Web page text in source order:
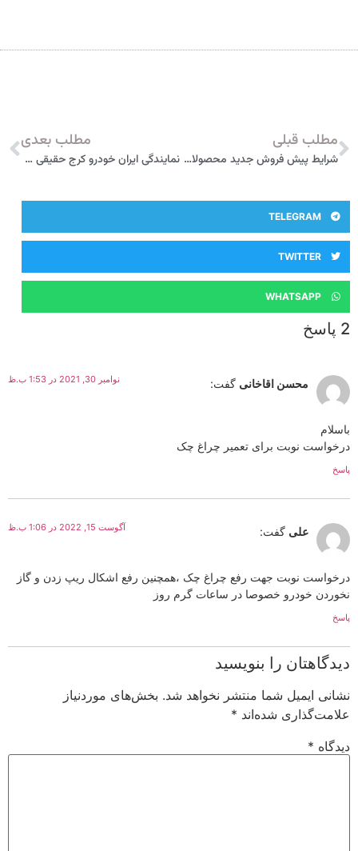
مطلب قبلی
شرایط پیش فروش جدید محصولات ام وی ام MVM و چری Chery از سوی مدیران خودرو اعلام شد
مطلب بعدی
نمایندگی ایران خودرو کرج حقیقی 1237
TELEGRAM
TWITTER
WHATSAPP
2 پاسخ
محسن اقاخانی گفت: نوامبر 30, 2021 در 1:53 ب.ظ
باسلام
درخواست نوبت برای تعمیر چراغ چک
پاسخ
علی گفت: آگوست 15, 2022 در 1:06 ب.ظ
درخواست نوبت جهت رفع چراغ چک ،همچنین رفع اشکال ریپ زدن و گاز
نخوردن خودرو خصوصا در ساعات گرم روز
پاسخ
دیدگاهتان را بنویسید
نشانی ایمیل شما منتشر نخواهد شد. بخش‌های موردنیاز
علامت‌گذاری شده‌اند*
دیدگاه*